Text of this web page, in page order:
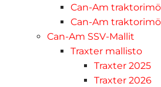
Can-Am
Can-Am
Can-Am SSV-Mallit
Traxter mallisto
Traxter 2025
Traxter 2026